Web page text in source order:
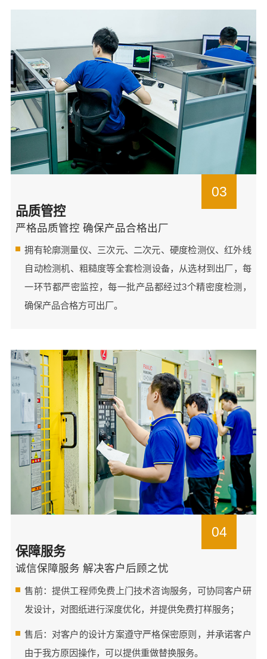
03
品质管控
严格品质管控 确保产品合格出厂
拥有轮廓测量仪、三次元、二次元、硬度检测仪、红外线
自动检测机、粗糙度等全套检测设备，从选材到出厂，每
一环节都严密监控，每一批产品都经过3个精密度检测，
确保产品合格方可出厂。
04
保障服务
诚信保障服务 解决客户后顾之忧
售前：提供工程师免费上门技术咨询服务，可协同客户研
发设计，对图纸进行深度优化，并提供免费打样服务；
售后：对客户的设计方案遵守严格保密原则，并承诺客户
由于我方原因操作，可以提供重做替换服务。